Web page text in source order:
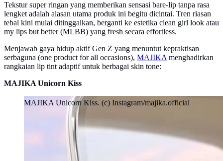
Tekstur super ringan yang memberikan sensasi bare-lip tanpa rasa
lengket adalah alasan utama produk ini begitu dicintai. Tren riasan
tebal kini mulai ditinggalkan, berganti ke estetika clean girl look atau
my lips but better (MLBB) yang fresh secara effortless.
Menjawab gaya hidup aktif Gen Z yang menuntut kepraktisan
serbaguna (one product for all occasions), MAJIKA menghadirkan
rangkaian lip tint adaptif untuk berbagai skin tone:
MAJIKA Unicorn Kiss
MAJIKA Unicorn Kiss. (c) Instagram/majika.official